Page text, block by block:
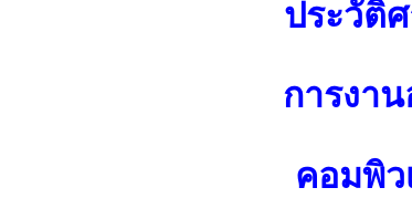
ประวัติ
การงา
คอมพิว